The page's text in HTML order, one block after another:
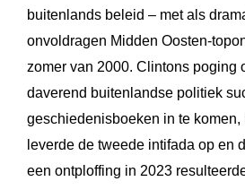
buitenlands beleid – met als
onvoldragen Midden Oosten-
zomer van 2000. Clintons poging
daverend buitenlandse politiek
geschiedenisboeken in te komen,
leverde de tweede intifada op en
een ontploffing in 2023